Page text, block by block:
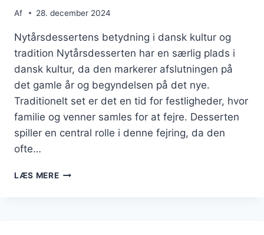
Af 28. december 2024
Nytårsdessertens betydning i dansk kultur og
tradition Nytårsdesserten har en særlig plads i
dansk kultur, da den markerer afslutningen på
det gamle år og begyndelsen på det nye.
Traditionelt set er det en tid for festligheder, hvor
familie og venner samles for at fejre. Desserten
spiller en central rolle i denne fejring, da den
ofte…
LÆS MERENYTÅRSDESSERT